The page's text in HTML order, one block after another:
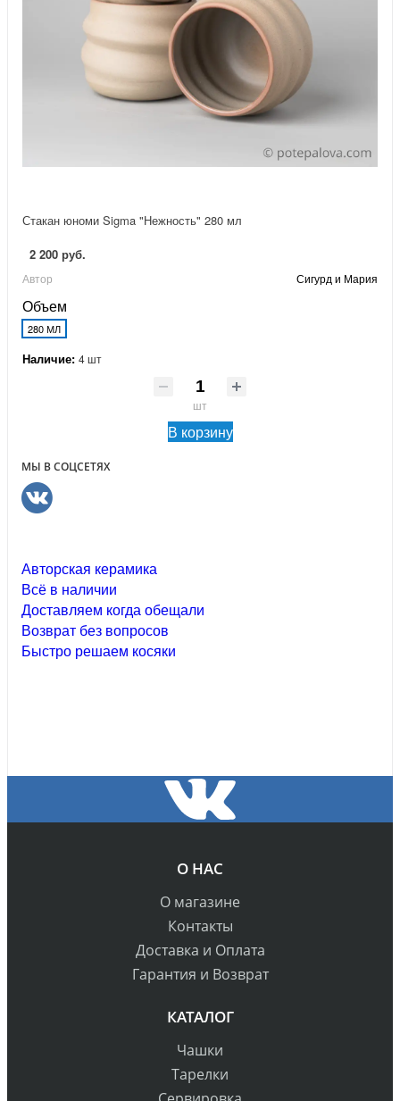
Стакан юноми Sigma "Нежность" 280 мл
2 200 руб.
Автор Сигурд и Мария
Объем
280 МЛ
Наличие: 4 шт
шт
В корзину
МЫ В СОЦСЕТЯХ
Авторская керамика
Всё в наличии
Доставляем когда обещали
Возврат без вопросов
Быстро решаем косяки
О НАС
О магазине
Контакты
Доставка и Оплата
Гарантия и Возврат
КАТАЛОГ
Чашки
Тарелки